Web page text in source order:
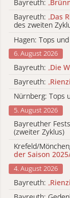
Bayreuth: „
Bayreuth: „Das
des zweiten
Hagen: Tops
6. August 2026
Bayreuth: „Die
Bayreuth: „Rienzi
Nürnberg: Tops
5. August 2026
Bayreuther
(zweiter Zyklus)
Krefeld/
der Saison
4. August 2026
Bayreuth: „Rienzi